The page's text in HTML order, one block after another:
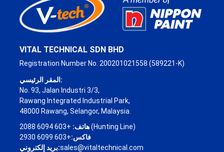
VITAL TECHNICAL SDN BHD
Registration Number No. 200201021558 (589221-K)
المقر الرئيسي:
No. 93, Jalan Industri 3/3,
Rawang Integrated Industrial Park,
48000 Rawang, Selangor, Malaysia.
هاتف:+603 6094 2088 (Hunting Line)
فاكس:+603 6099 2930
بريد إلكتروني:sales@vitaltechnical.com